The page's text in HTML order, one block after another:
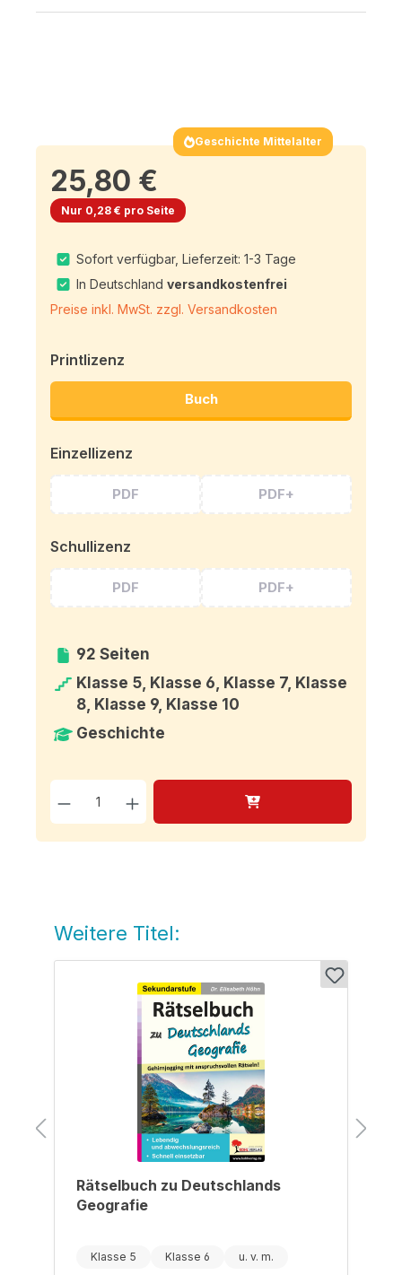
Geschichte Mittelalter
25,80 €
Nur 0,28 € pro Seite
Sofort verfügbar, Lieferzeit: 1-3 Tage
In Deutschlandversandkostenfrei
Preise inkl. MwSt. zzgl. Versandkosten
Printlizenz
Buch
Einzellizenz
PDF PDF+
Schullizenz
PDF PDF+
92 Seiten
Klasse 5, Klasse 6, Klasse 7, Klasse
8, Klasse 9, Klasse 10
Geschichte
Produkt Anzahl: Gib den
Produktgalerie überspringen
Weitere Titel:
Rätselbuch zu Deutschlands
Geografie
Klasse 5 Klasse 6